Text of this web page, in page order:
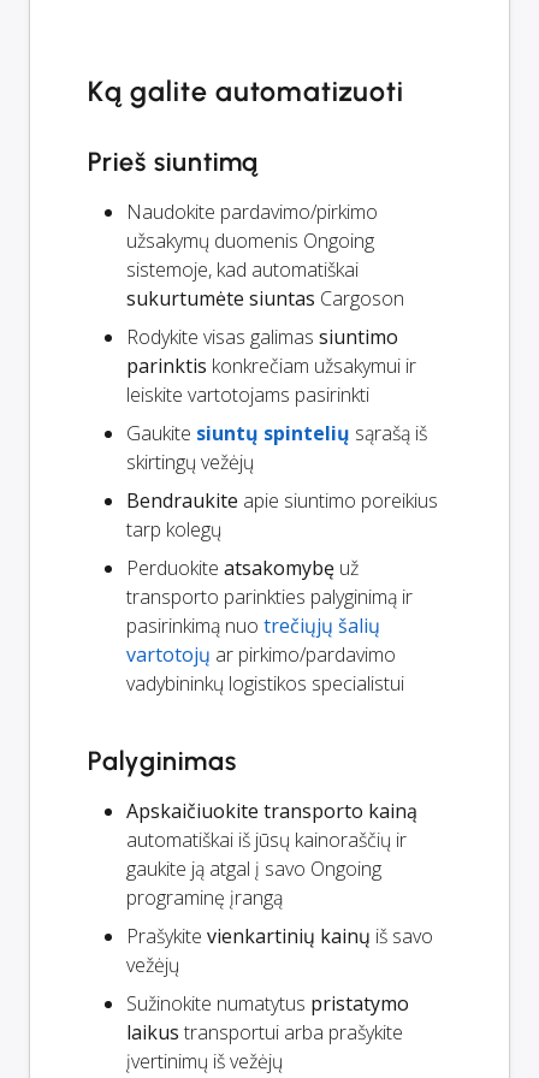
Ką galite automatizuoti
Prieš siuntimą
Naudokite pardavimo/pirkimo
užsakymų duomenis Ongoing
sistemoje, kad automatiškai
sukurtumėte siuntas Cargoson
Rodykite visas galimas siuntimo
parinktis konkrečiam užsakymui ir
leiskite vartotojams pasirinkti
Gaukite siuntų spintelių sąrašą iš
skirtingų vežėjų
Bendraukite apie siuntimo poreikius
tarp kolegų
Perduokite atsakomybę už
transporto parinkties palyginimą ir
pasirinkimą nuo trečiųjų šalių
vartotojų ar pirkimo/pardavimo
vadybininkų logistikos specialistui
Palyginimas
Apskaičiuokite transporto kainą
automatiškai iš jūsų kainoraščių ir
gaukite ją atgal į savo Ongoing
programinę įrangą
Prašykite vienkartinių kainų iš savo
vežėjų
Sužinokite numatytus pristatymo
laikus transportui arba prašykite
įvertinimų iš vežėjų